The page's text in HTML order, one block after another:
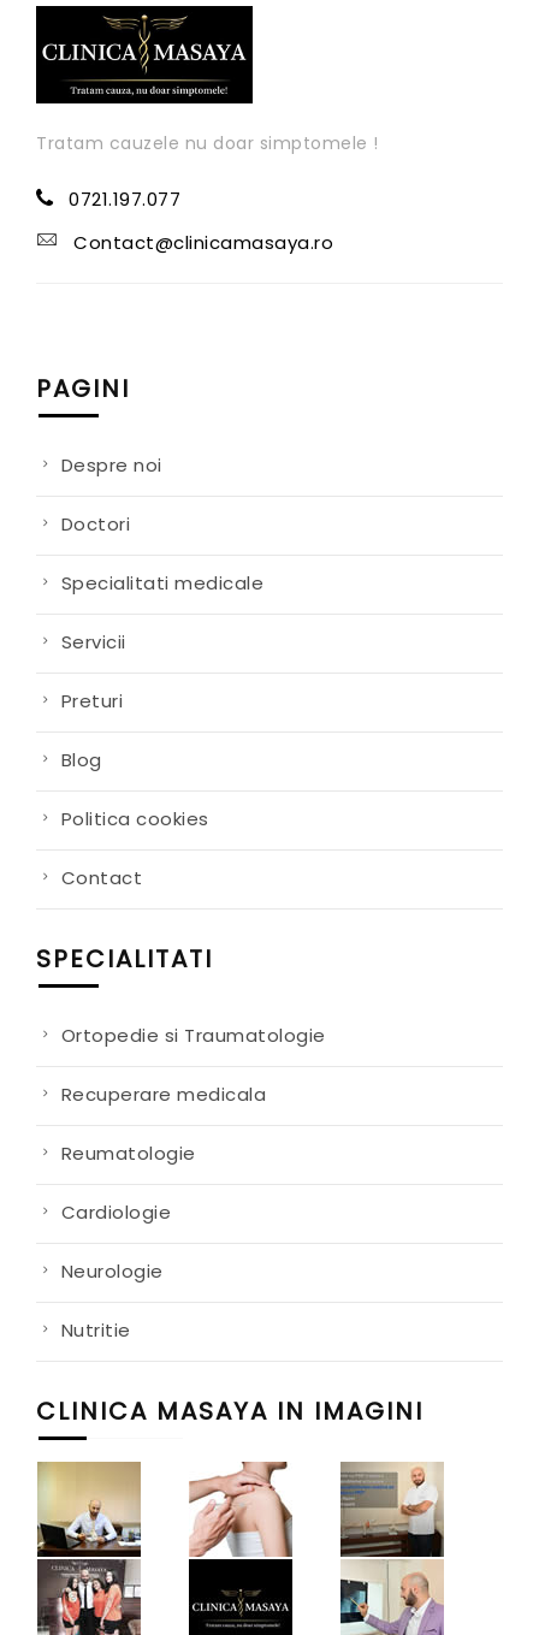
Tratam cauzele nu doar simptomele !
0721.197.077
Contact@clinicamasaya.ro
PAGINI
Despre noi
Doctori
Specialitati medicale
Servicii
Preturi
Blog
Politica cookies
Contact
SPECIALITATI
Ortopedie si Traumatologie
Recuperare medicala
Reumatologie
Cardiologie
Neurologie
Nutritie
CLINICA MASAYA IN IMAGINI